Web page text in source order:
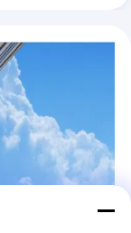
Terenbinding
zeilen